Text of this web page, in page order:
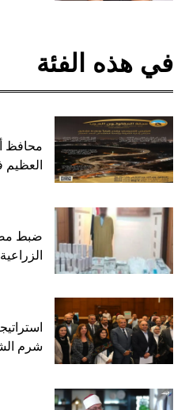
في هذه الفئة
محافظ
ضبط
الزراعية
شرم